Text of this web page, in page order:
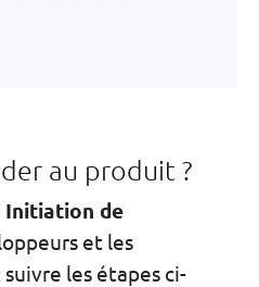
au produit ?
Initiation de
et les
les étapes ci-